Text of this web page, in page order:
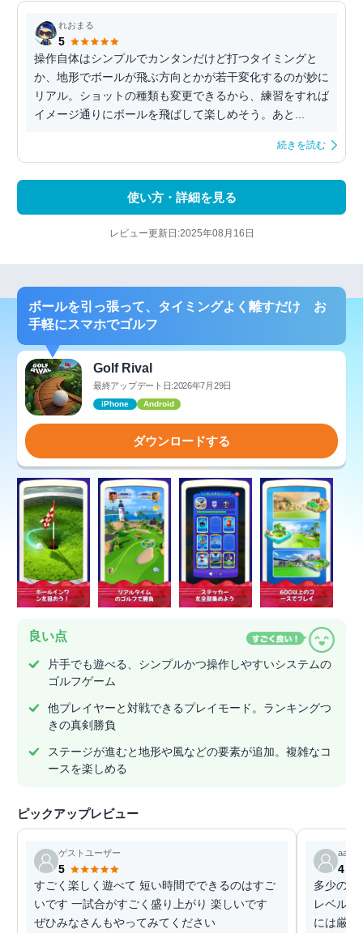
れおまる
5
操作自体はシンプルでカンタンだけど打つタイミングと
か、地形でボールが飛ぶ方向とかが若干変化するのが妙に
リアル。ショットの種類も変更できるから、練習をすれば
イメージ通りにボールを飛ばして楽しめそう。あと...
続きを読む
使い方・詳細を見る
レビュー更新日:2025年08月16日
ボールを引っ張って、タイミングよく離すだけ お
手軽にスマホでゴルフ
Golf Rival
最終アップデート日:2026年7月29日
iPhone Android
ダウンロードする
良い点
片手でも遊べる、シンプルかつ操作しやすいシステムの
ゴルフゲーム
他プレイヤーと対戦できるプレイモード。ランキングつ
きの真剣勝負
ステージが進むと地形や風などの要素が追加。複雑なコ
ースを楽しめる
ピックアップレビュー
ゲストユーザー
5
すごく楽しく遊べて 短い時間でできるのはすご
いです 一試合がすごく盛り上がり 楽しいです
ぜひみなさんもやってみてください
4
多少の課
レベル
には厳し